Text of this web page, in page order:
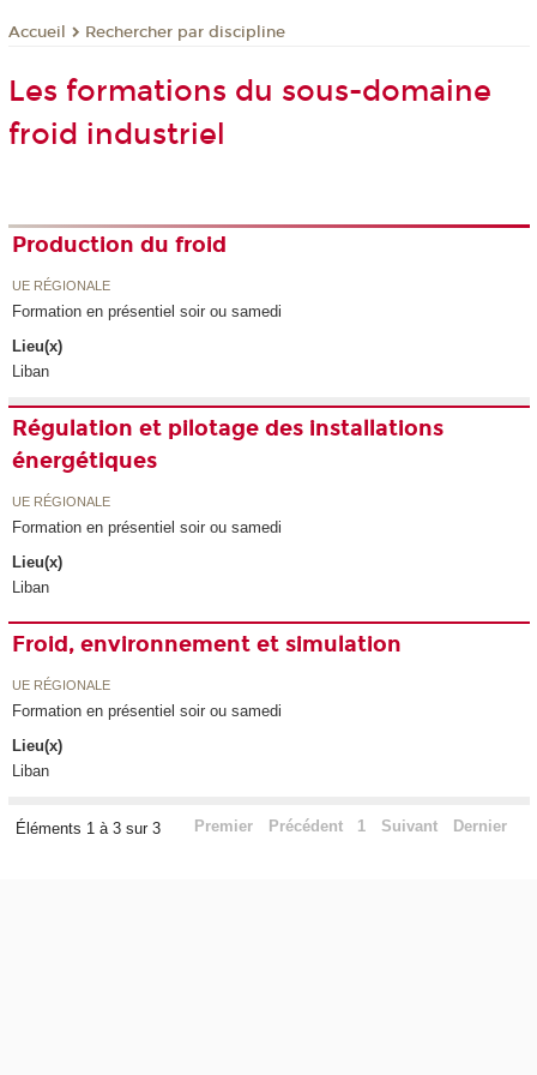
Accueil Rechercher par discipline
Les formations du sous-domaine
froid industriel
Production du froid
UE RÉGIONALE
Formation en présentiel soir ou samedi
Lieu(x)
Liban
Régulation et pilotage des installations
énergétiques
UE RÉGIONALE
Formation en présentiel soir ou samedi
Lieu(x)
Liban
Froid, environnement et simulation
UE RÉGIONALE
Formation en présentiel soir ou samedi
Lieu(x)
Liban
Éléments 1 à 3 sur 3 Premier Précédent 1 Suivant Dernier